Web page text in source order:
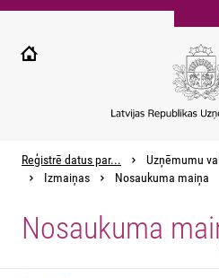
Pārlekt
galveno
Reģistrē datus par... Uzņēmumu
Izmaiņas
Nosaukuma maiņa
Nosaukuma